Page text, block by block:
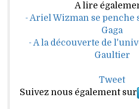
A lire
- Ariel Wizman se penche
Gaga
- A la découverte de
Gaultier
Tweet
Suivez nous également sur